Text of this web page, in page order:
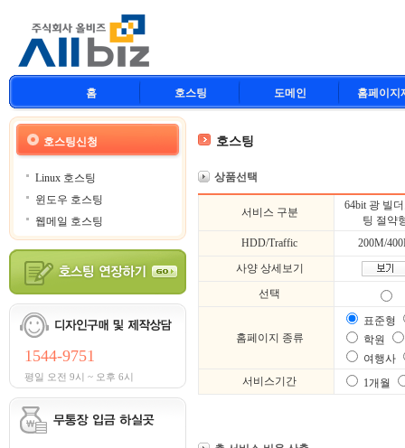
홈 호스팅 도메인 홈페이지
호스팅신청
Linux 호스팅
윈도우 호스팅
웹메일 호스팅
1544-9751
평일 오전 9시 ~ 오후 6시
호스팅
상품선택
서비스 구분
64bit 광 빌
팅 절약
HDD/Traffic
200M/
사양 상세보기
선택
홈페이지 종류
표준형
학원
여행사
서비스기간
1개월